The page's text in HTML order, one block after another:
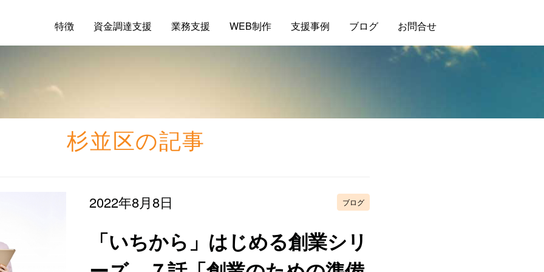
特徴 資金調達支援 業務支援 WEB制作 支援事例 ブログ お問合せ
杉並区の記事
2022年8月8日 ブログ
「いちから」はじめる創業シリ